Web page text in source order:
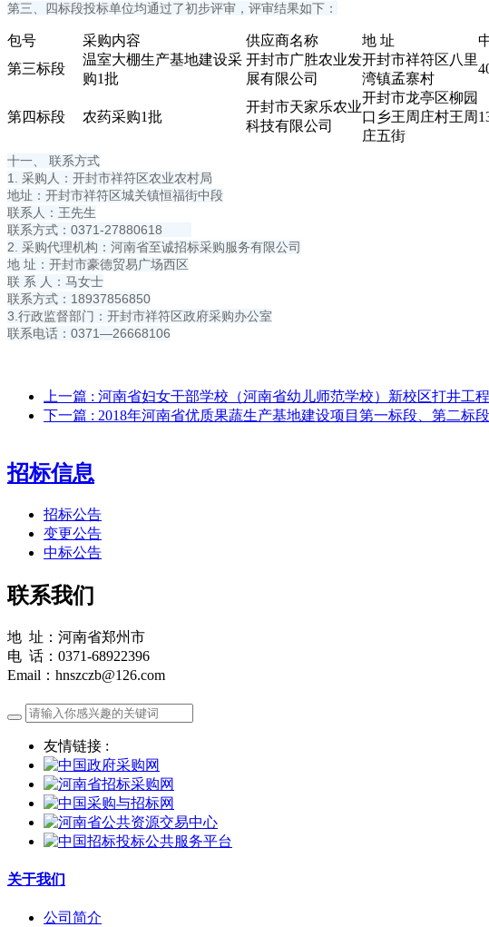
第三、四标段投标单位均通过了初步评审，评审结果如下：
包号 采购内容 供应商名称 地 址
第三标段
温室大棚生产基地建设采
购1批
开封市广胜农业发
展有限公司
开封市祥符区八里
湾镇孟寨村
第四标段 农药采购1批
开封市天家乐农业
科技有限公司
开封市龙亭区柳园
口乡王周庄村王周
庄五街
十一、 联系方式
1. 采购人：开封市祥符区农业农村局
地址：开封市祥符区城关镇恒福街中段
联系人：王先生
联系方式：0371-27880618
2. 采购代理机构：河南省至诚招标采购服务有限公司
地 址：开封市豪德贸易广场西区
联 系 人：马女士
联系方式：18937856850
3.行政监督部门：开封市祥符区政府采购办公室
联系电话：0371—26668106
上一篇 : 河南省妇女干部学校（河南省幼儿师范学校）新校区打井工
下一篇 : 2018年河南省优质果蔬生产基地建设项目第一标段、第二标
招标信息
招标公告
变更公告
中标公告
联系我们
地 址：河南省郑州市
电 话：0371-68922396
Email：hnszczb@126.com
友情链接 :
关于我们
公司简介